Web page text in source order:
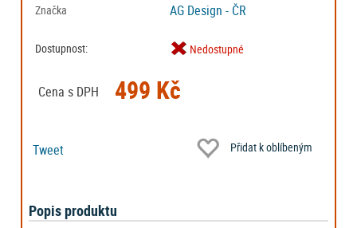
Značka
AG Design - ČR
Dostupnost: Nedostupné
Cena s DPH 499 Kč
Tweet Přidat k oblíbeným
Popis produktu